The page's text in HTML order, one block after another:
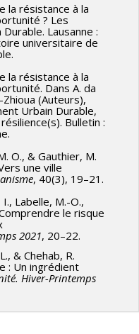
la résistance à la
? Les
Lausanne :
universitaire de
la résistance à la
Dans A. da
(Auteurs),
Urbain Durable,
Bulletin :
O., & Gauthier, M.
une ville
, 40(3), 19–21.
Labelle, M.-O.,
le risque
2021, 20–22.
& Chehab, R.
: Un ingrédient
Hiver-Printemps